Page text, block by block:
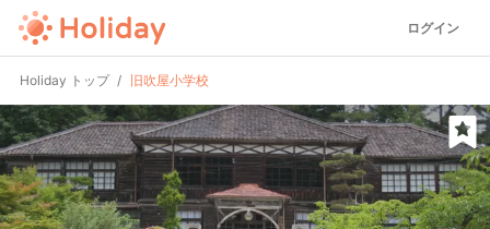
ログイン
Holiday トップ 旧吹屋小学校